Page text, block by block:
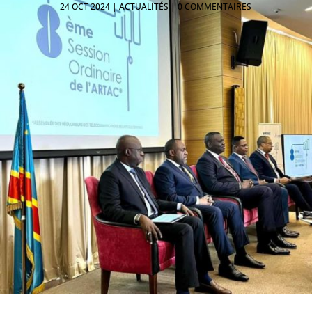
24 OCT 2024 ACTUALITÉS 0 COMMENTAIRES